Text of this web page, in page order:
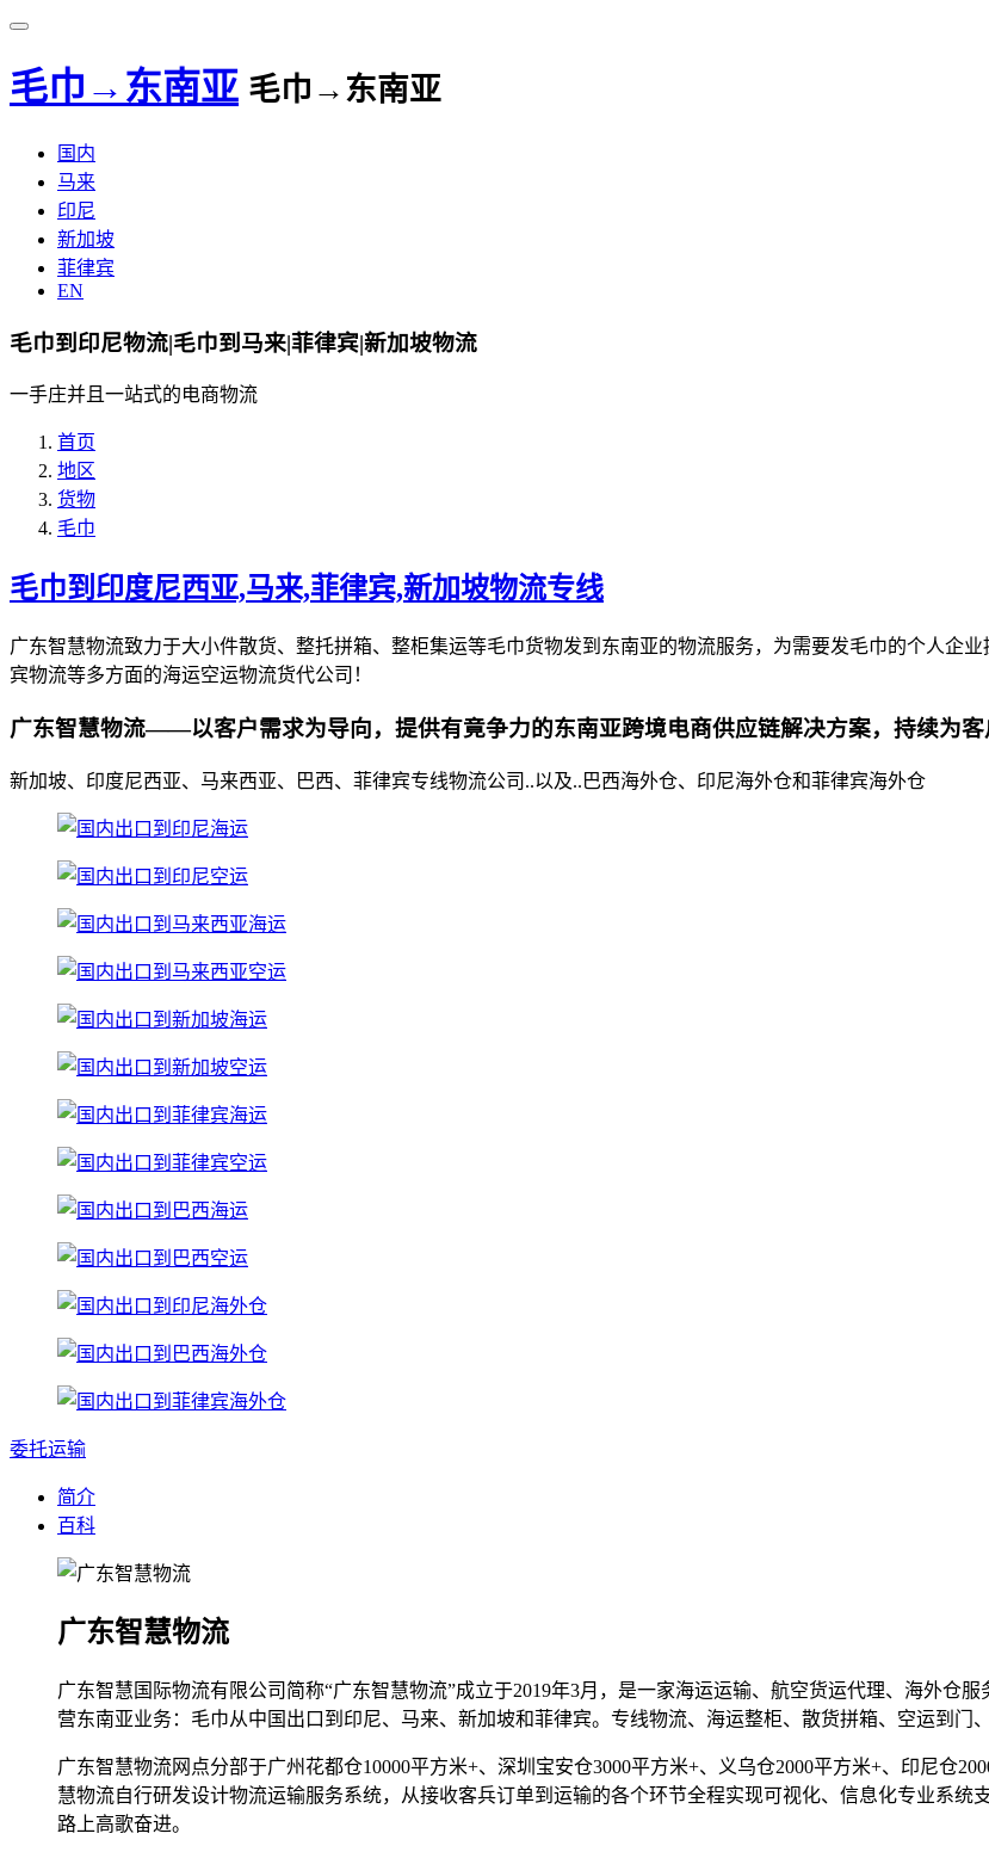
毛巾→东南亚 毛巾→东南亚
国内
马来
印尼
新加坡
菲律宾
EN
毛巾到印尼物流|毛巾到马来|菲律宾|新加坡物流
一手庄并且一站式的电商物流
首页
地区
货物
毛巾
毛巾到印度尼西亚,马来,菲律宾,新加坡物流专线
广东智慧物流致力于大小件散货、整托拼箱、整柜集运等毛巾货物发到东南亚的物流服务，为需要发毛巾的个人企
宾物流等多方面的海运空运物流货代公司！
广东智慧物流——以客户需求为导向，提供有竟争力的东南亚跨境电商供应链解决方案，持续为客
新加坡、印度尼西亚、马来西亚、巴西、菲律宾专线物流公司..以及..巴西海外仓、印尼海外仓和菲律宾海外仓
委托运输
简介
百科
广东智慧物流
广东智慧国际物流有限公司简称“广东智慧物流”成立于2019年3月，是一家海运运输、航空货运代理、海外仓
营东南亚业务：毛巾从中国出口到印尼、马来、新加坡和菲律宾。专线物流、海运整柜、散货拼箱、空运到门
广东智慧物流网点分部于广州花都仓10000平方米+、深圳宝安仓3000平方米+、义乌仓2000平方米+、印尼仓
慧物流自行研发设计物流运输服务系统，从接收客兵订单到运输的各个环节全程实现可视化、信息化专业系
路上高歌奋进。